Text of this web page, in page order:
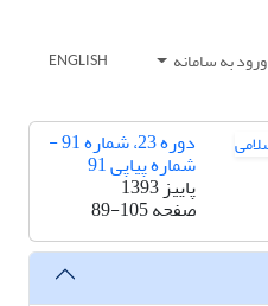
ورود به سامانه ENGLISH
دوره 23، شماره 91 -
شماره پیاپی 91
پاییز 1393
صفحه89-105